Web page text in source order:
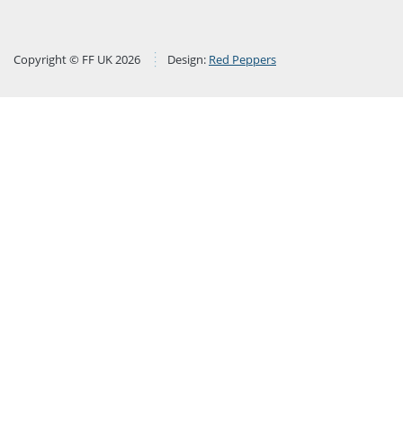
Copyright © FF UK 2026 Design: Red Peppers